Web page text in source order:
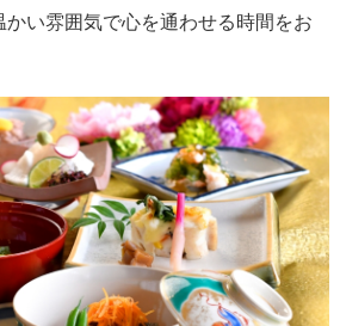
い雰囲気で心を通わせる時間をお